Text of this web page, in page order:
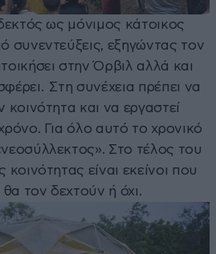
ως μόνιμος κάτοικος
συνεντεύξεις, εξηγώντας τον
στην Όρβιλ αλλά και
Στη συνέχεια πρέπει να
κοινότητα και να εργαστεί
Για όλο αυτό το χρονικό
Στο τέλος του
κοινότητας είναι εκείνοι που
τον δεχτούν ή όχι.